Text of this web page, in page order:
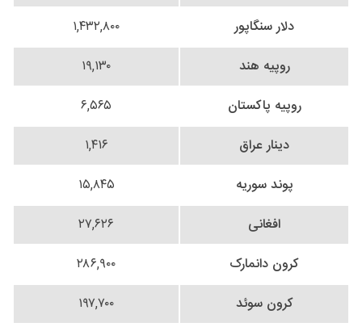
دلار سنگاپور
۱,۴۳۲,۸۰۰
روپیه هند
۱۹,۱۳۰
روپیه پاکستان
۶,۵۶۵
دینار عراق
۱,۴۱۶
پوند سوریه
۱۵,۸۴۵
افغانی
۲۷,۶۲۶
کرون دانمارک
۲۸۶,۹۰۰
کرون سوئد
۱۹۷,۷۰۰